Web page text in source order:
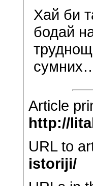
Хай би
бодай
Article
http://
URL to
istoriji/